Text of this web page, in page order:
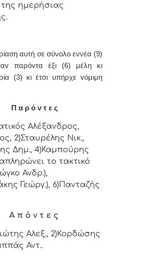
ημερήσιας
αυτή σε σύνολο εννέα (9)
παρόvτα έξι (6) μέλη κι
(3) κι έτσι υπήρχε vόμιμη
Π α ρ ό ν τ ε ς
Αλέξανδρος,
2)Σταυρέλης Νικ.,
Δημ., 4)Καμπούρης
το τακτικό
Ανδρ.),
Γεώργ.), 6)Πανταζής
Α π ό ν τ ε ς
Αλεξ., 2)Κορδώσης
Αντ..